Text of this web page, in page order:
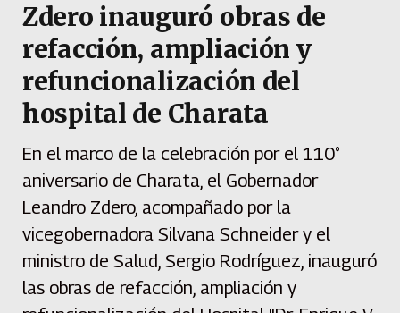
Zdero inauguró obras de
refacción, ampliación y
refuncionalización del
hospital de Charata
En el marco de la celebración por el 110°
aniversario de Charata, el Gobernador
Leandro Zdero, acompañado por la
vicegobernadora Silvana Schneider y el
ministro de Salud, Sergio Rodríguez, inauguró
las obras de refacción, ampliación y